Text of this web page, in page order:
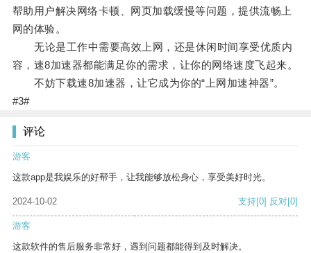
帮助用户解决网络卡顿、网页加载缓慢等问题，提供流畅上
网的体验。
无论是工作中需要高效上网，还是休闲时间享受优质内
容，速8加速器都能满足你的需求，让你的网络速度飞起来。
不妨下载速8加速器，让它成为你的“上网加速神器”。
#3#
评论
游客
这款app是我娱乐的好帮手，让我能够放松身心，享受美好时光。
2024-10-02 支持[0] 反对[0]
游客
这款软件的售后服务非常好，遇到问题都能得到及时解决。